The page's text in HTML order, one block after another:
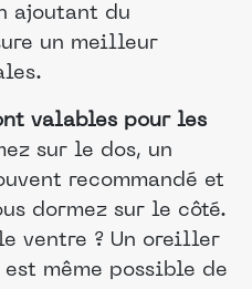
ajoutant du
un meilleur
valables pour les
sur le dos, un
recommandé et
dormez sur le côté.
ventre ? Un oreiller
même possible de